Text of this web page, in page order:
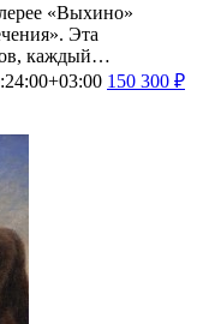
«Выхино»
Эта
каждый…
150 300 ₽